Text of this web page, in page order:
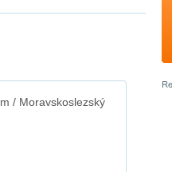
/ Moravskoslezský